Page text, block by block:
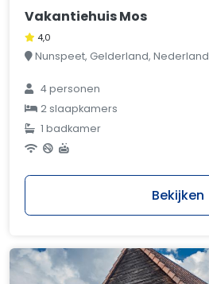
Vakantiehuis Mos
4,0
Nunspeet, Gelderland, Nederland
4 personen
2 slaapkamers
1 badkamer
Bekijken